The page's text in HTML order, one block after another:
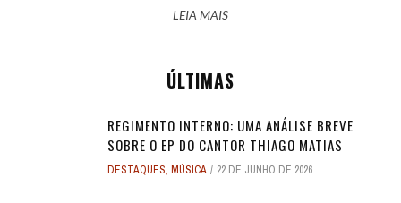
LEIA MAIS
ÚLTIMAS
REGIMENTO INTERNO: UMA ANÁLISE BREVE
SOBRE O EP DO CANTOR THIAGO MATIAS
DESTAQUES, MÚSICA 22 DE JUNHO DE 2026